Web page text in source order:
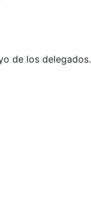
de los delegados.